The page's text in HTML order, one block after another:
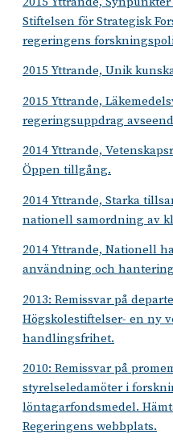
Stiftelsen för Strategisk
regeringens
2015 Yttrande, Unik
2015 Yttrande,
regeringsuppdrag
2014 Yttrande,
Öppen tillgång.
2014 Yttrande, Starka
nationell samordning av
2014 Yttrande, Nationell
användning och
2013: Remissvar på
Högskolestiftelser- en ny
handlingsfrihet.
2010: Remissvar på
styrelseledamöter i
löntagarfondsmedel.
Regeringens webbplats.